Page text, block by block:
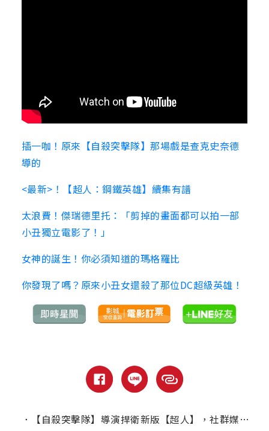
插一咖！原來【自殺突擊隊】那場戲是查克史奈德
導的
<最新>！【超人：鋼鐵英雄】續集有譜
太浪費！傑瑞德里托：「剪掉的畫面都可以拍一部
小丑獨立電影了！」
女神的誕生！你必須知道的瑪格羅比
你發現了嗎？原來小丑女還殺了那位DC超級英雄！
．
【自殺突擊隊】導演捍衛新版【超人】，社群媒體反擊網友